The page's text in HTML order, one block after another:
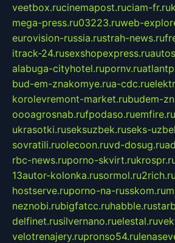
veetbox.rucinemapost.ruciam-fr.ru
mega-press.ru03223.ruweb-
eurovision-russia.rustrah-news.ru
itrack-24.rusexshopexpress.ru
alabuga-cityhotel.rupornv.ru
bud-em-znakomye.rua-cdc.ru
korolevremont-market.rubudem-
oooagrosnab.rufpodaso.ruemfire.ru
ukrasotki.ruseksuzbek.ruseks-
sovratili.ruolecoon.ruvd-dosug.ru
rbc-news.ruporno-skvirt.ru
13autor-kolonka.rusormol.ru2rich.ru
hostserve.ruporno-na-russkom.ru
neznobi.rubigfatcc.ruhabble.ru
delfinet.rusilvernano.ruelestal.ru
velotrenajery.rupronso54.ru